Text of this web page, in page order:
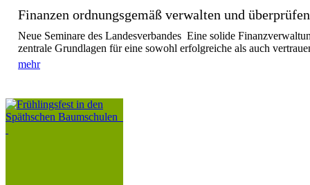
Finanzen ordnungsgemäß verwalten und
Neue Seminare des Landesverbandes Eine solide
zentrale Grundlagen für eine sowohl erfolgreiche als auch
mehr